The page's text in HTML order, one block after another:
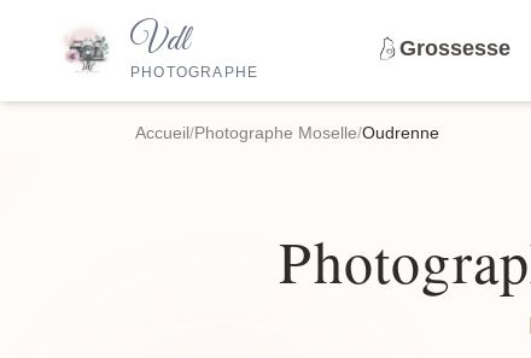
Vdl
PHOTOGRAPHE
Grossesse
Accueil/Photographe Moselle/Oudrenne